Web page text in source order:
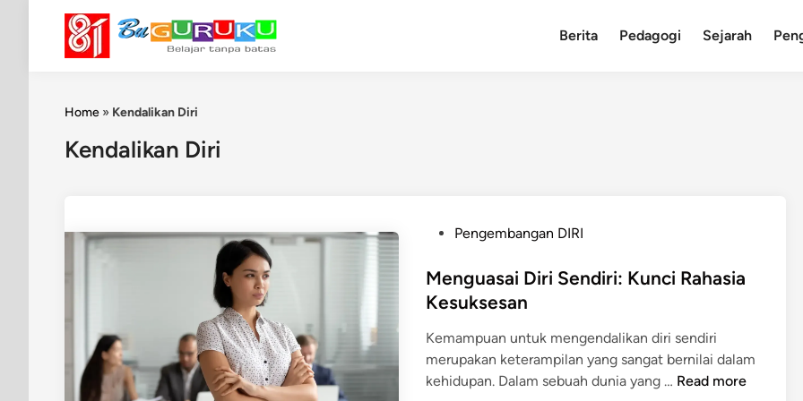
content
Berita Pedagogi Sejarah
Home » Kendalikan Diri
Kendalikan Diri
s
t
d
i
n
Pengembangan DIRI
Menguasai Diri Sendiri: Kunci Rahasia
Kesuksesan
Kemampuan untuk mengendalikan diri sendiri
merupakan keterampilan yang sangat bernilai dalam
kehidupan. Dalam sebuah dunia yang … M
Read more